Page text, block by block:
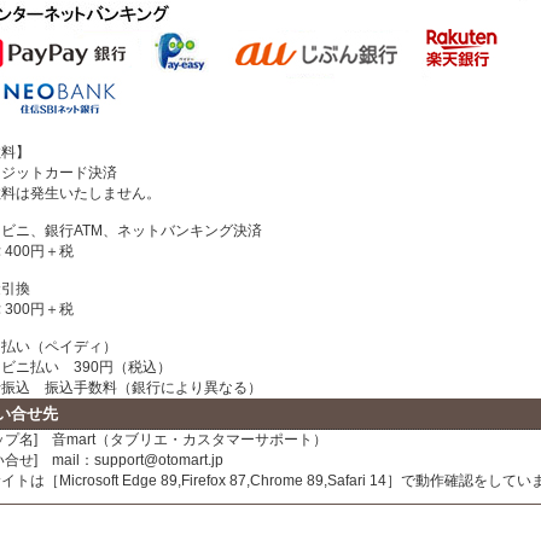
】
ットカード決済
発生いたしません。
ニ、銀行ATM、ネットバンキング決済
円＋税
換
円＋税
い（ペイディ）
ニ払い 390円（税込）
込 振込手数料（銀行により異なる）
合せ先
プ名] 音mart（タブリエ・カスタマーサポート）
合せ] mail：support@otomart.jp
トは［Microsoft Edge 89,Firefox 87,Chrome 89,Safari 14］で動作確認をしてい